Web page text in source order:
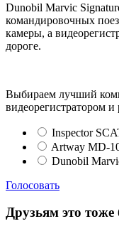
Dunobil Marvic
командировочных
камеры, а
дороге.
Выбираем лучший
видеорегистратором и
Inspector
Artway MD-
Dunobil
Голосовать
Друзьям это тоже